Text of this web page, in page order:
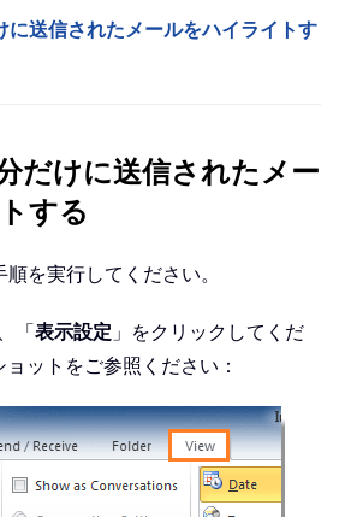
送信されたメールをハイライトす
だけに送信されたメー
する
を実行してください。
「表示設定 」をクリックしてくだ
ットをご参照ください：